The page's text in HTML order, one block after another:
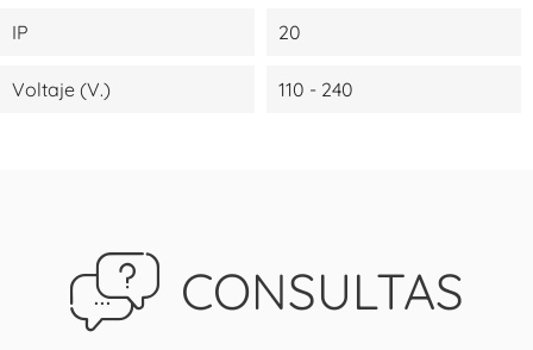
IP 20
Voltaje (V.) 110 - 240
CONSULTAS